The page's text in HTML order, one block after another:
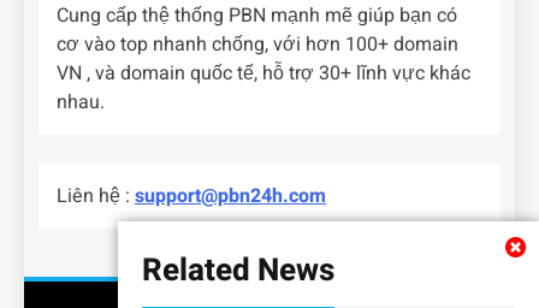
Related News
Cung cấp thệ thống PBN mạnh mẽ giúp bạn có
cơ vào top nhanh chống, với hơn 100+ domain
VN , và domain quốc tế, hỗ trợ 30+ lĩnh vực khác
nhau.
Liên hệ : support@pbn24h.com